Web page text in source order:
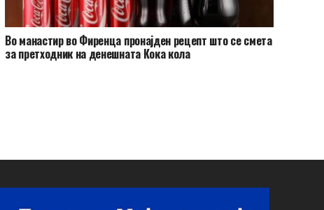
Во манастир во Фиренца пронајден рецепт што се смета
за претходник на денешната Кока кола